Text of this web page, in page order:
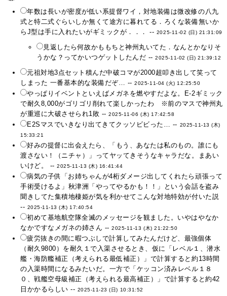
年数は長いが密度が低い系提督ワイ，対地装備は微改修の八九
式と特二式ぐらいしか無くて途方に暮れてる．ろくな装備無いか
らJ型は手に入れたいがギミックが．．． -- 2025-11-02 (日) 21:31:09
見返したら何故かももちと神州丸いてた．なんとかなりそ
うかな？ってかいつゲットしたんだ --2025-11-02 (日) 21:39:12
元祖対地3点セット積んだ中破コマが2000超叩き出して笑って
しまった 一番基本的な装備だぞ… --2025-11-04 (火) 12:25:50
やっぱりイベントといえばメガネを燃やすだよな。E-2ギミック
で耐久8,000がゴリゴリ削れて楽しかったわ ※前のマスで神州丸
が重巡に大破させられ1敗 --2025-11-06 (木) 17:42:58
E2Sマスでいきなり出てきてクッソビビった… -- 2025-11-13 (木)
15:33:21
好みの提督に出会えたら、「もう、あなたは私のもの。誰にも
渡さない！（ニチャ）」ってヤッてきそうなキャラだな。まあい
いけど。 --2025-11-13 (木) 16:41:44
病気の子供「お姉ちゃんが4桁ダメージ出してくれたら頑張って
手術受けるよ」秋津洲「やってやるかも！！」という会話を盗み
聞きしてた集積地棲姫が気を利かせてこんな対地特効が付いた説
-- 2025-11-13 (木) 17:40:54
初めて基地航空隊全滅のメッセージを観ました。いやはやなか
なかですなメガネの姉さん --2025-11-13 (木) 21:22:50
疲労抜きの間に暇つぶしで計算してみたんだけど、最強個体
（耐久9800）を耐久１で入渠させるとき、仮に「レベル１、潜水
艦・海防艦補正（考えられる最低補正）」で計算すると約13時間
の入渠時間になるみたいだ。一方で「ケッコン済みレベル１８
０、戦艦空母級補正（考えられる最高補正）」で計算すると約42
日かかるらしい -- 2025-11-23 (日) 10:31:52